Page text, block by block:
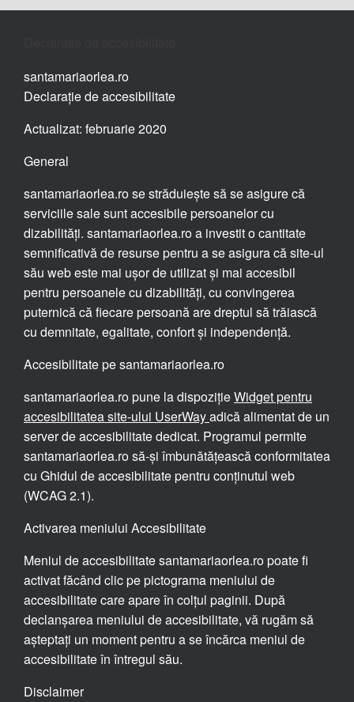
santamariaorlea.ro
Declarație de accesibilitate
Actualizat: februarie 2020
General
santamariaorlea.ro se străduiește să se asigure că
serviciile sale sunt accesibile persoanelor cu
dizabilități. santamariaorlea.ro a investit o cantitate
semnificativă de resurse pentru a se asigura că site-ul
său web este mai ușor de utilizat și mai accesibil
pentru persoanele cu dizabilități, cu convingerea
puternică că fiecare persoană are dreptul să trăiască
cu demnitate, egalitate, confort și independență.
Accesibilitate pe santamariaorlea.ro
santamariaorlea.ro pune la dispozițieWidget pentru
accesibilitatea site-ului UserWayadică alimentat de un
server de accesibilitate dedicat. Programul permite
santamariaorlea.ro să-și îmbunătățească conformitatea
cu Ghidul de accesibilitate pentru conținutul web
(WCAG 2.1).
Activarea meniului Accesibilitate
Meniul de accesibilitate santamariaorlea.ro poate fi
activat făcând clic pe pictograma meniului de
accesibilitate care apare în colțul paginii. După
declanșarea meniului de accesibilitate, vă rugăm să
așteptați un moment pentru a se încărca meniul de
accesibilitate în întregul său.
Disclaimer